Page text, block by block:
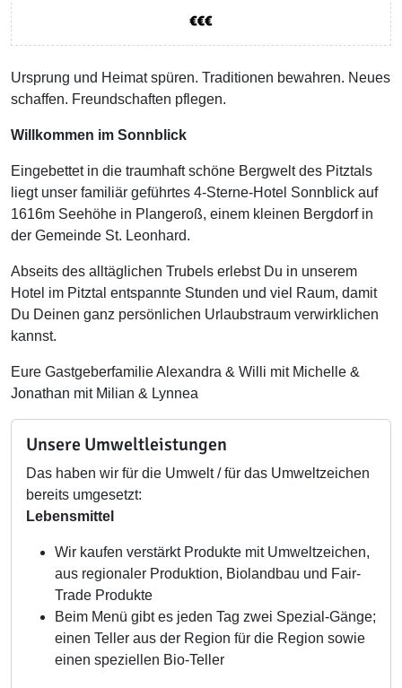
Ursprung und Heimat spüren. Traditionen bewahren. Neues
schaffen. Freundschaften pflegen.
Willkommen im Sonnblick
Eingebettet in die traumhaft schöne Bergwelt des Pitztals
liegt unser familiär geführtes 4-Sterne-Hotel Sonnblick auf
1616m Seehöhe in Plangeroß, einem kleinen Bergdorf in
der Gemeinde St. Leonhard.
Abseits des alltäglichen Trubels erlebst Du in unserem
Hotel im Pitztal entspannte Stunden und viel Raum, damit
Du Deinen ganz persönlichen Urlaubstraum verwirklichen
kannst.
Eure Gastgeberfamilie Alexandra & Willi mit Michelle &
Jonathan mit Milian & Lynnea
Unsere Umweltleistungen
Das haben wir für die Umwelt / für das Umweltzeichen
bereits umgesetzt:
Lebensmittel
Wir kaufen verstärkt Produkte mit Umweltzeichen,
aus regionaler Produktion, Biolandbau und Fair-
Trade Produkte
Beim Menü gibt es jeden Tag zwei Spezial-Gänge;
einen Teller aus der Region für die Region sowie
einen speziellen Bio-Teller